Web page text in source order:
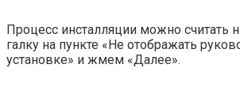
Процесс инсталляции можно считать
галку на пункте «Не отображать
установке» и жмем «Далее».